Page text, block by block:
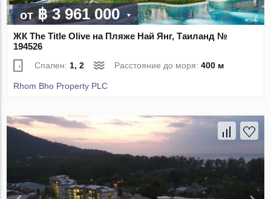
от฿ 3 961 000
ЖК The Title Olive на Пляже Най Янг, Таиланд №
194526
Спален:1, 2 Расстояние до моря:400 м
Rhom Bho Property PLC